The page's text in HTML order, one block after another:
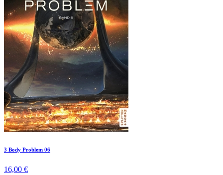
3 Body Problem 06
16,00 €